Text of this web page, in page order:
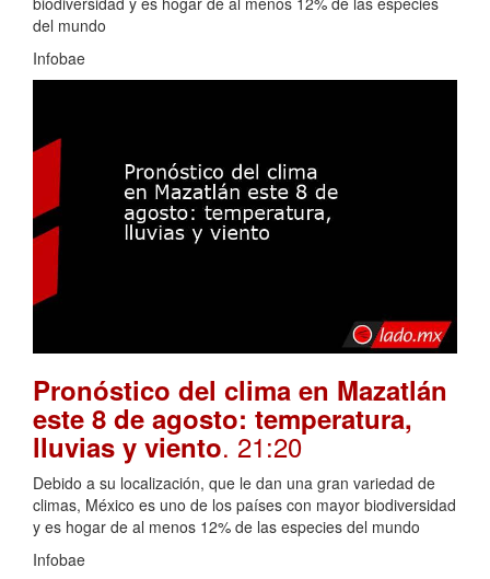
del mundo
Infobae
Pronóstico del clima en Mazatlán
este 8 de agosto: temperatura,
lluvias y viento. 21:20
Debido a su localización, que le dan una gran variedad de
climas, México es uno de los países con mayor biodiversidad
y es hogar de al menos 12% de las especies del mundo
Infobae